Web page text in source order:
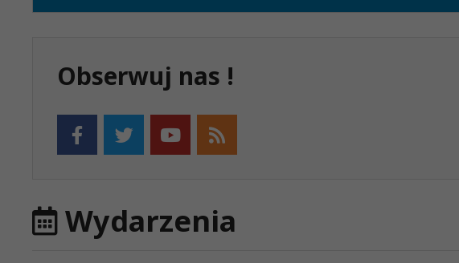
Obserwuj nas !
Wydarzenia